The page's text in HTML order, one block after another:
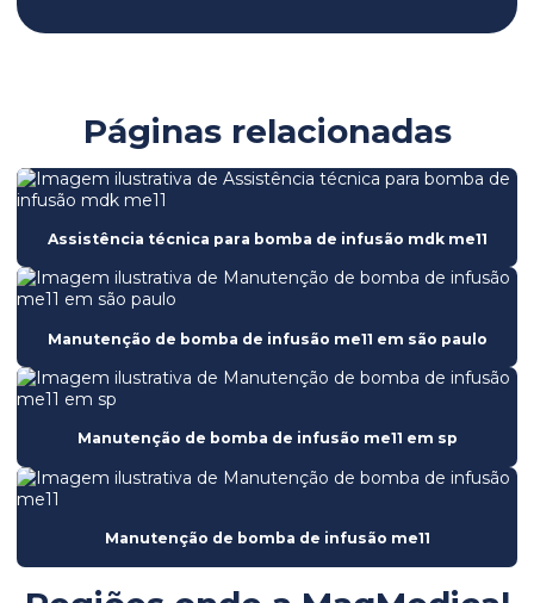
Bomba de seringa mdk ms56
Bomba de seringa ms31
Bomba de seringa ms56
Calibração de equipamentos hospitalares
Certificação de segurança hospitalar
Compliance na gestão de equipamentos médicos
Consultoria em engenharia clínica
Consultoria em engenharia hospitalar
Páginas relacionadas
Assistência técnica para bomba de infusão mdk me11
Manutenção de bomba de infusão me11 em são paulo
Manutenção de bomba de infusão me11 em sp
Manutenção de bomba de infusão me11